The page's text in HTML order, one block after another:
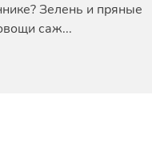
Зелень и пряные
саж...